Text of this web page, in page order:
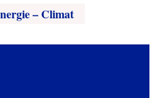
– Climat